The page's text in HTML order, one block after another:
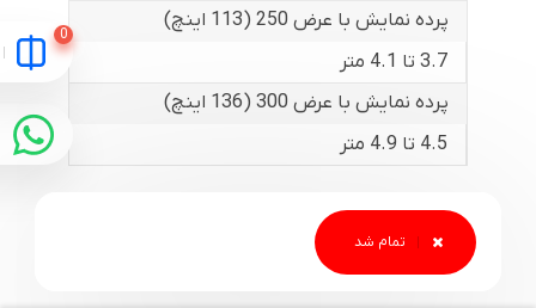
پرده نمایش با عرض 250 (113 اینچ)
3.7 تا 4.1 متر
پرده نمایش با عرض 300 (136 اینچ)
4.5 تا 4.9 متر